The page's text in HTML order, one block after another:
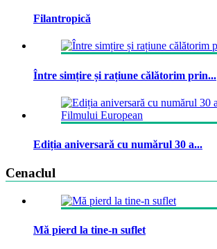
Filantropică
Între simțire și rațiune călătorim prin...
Ediția aniversară cu numărul 30 a...
Cenaclul
Mă pierd la tine-n suflet